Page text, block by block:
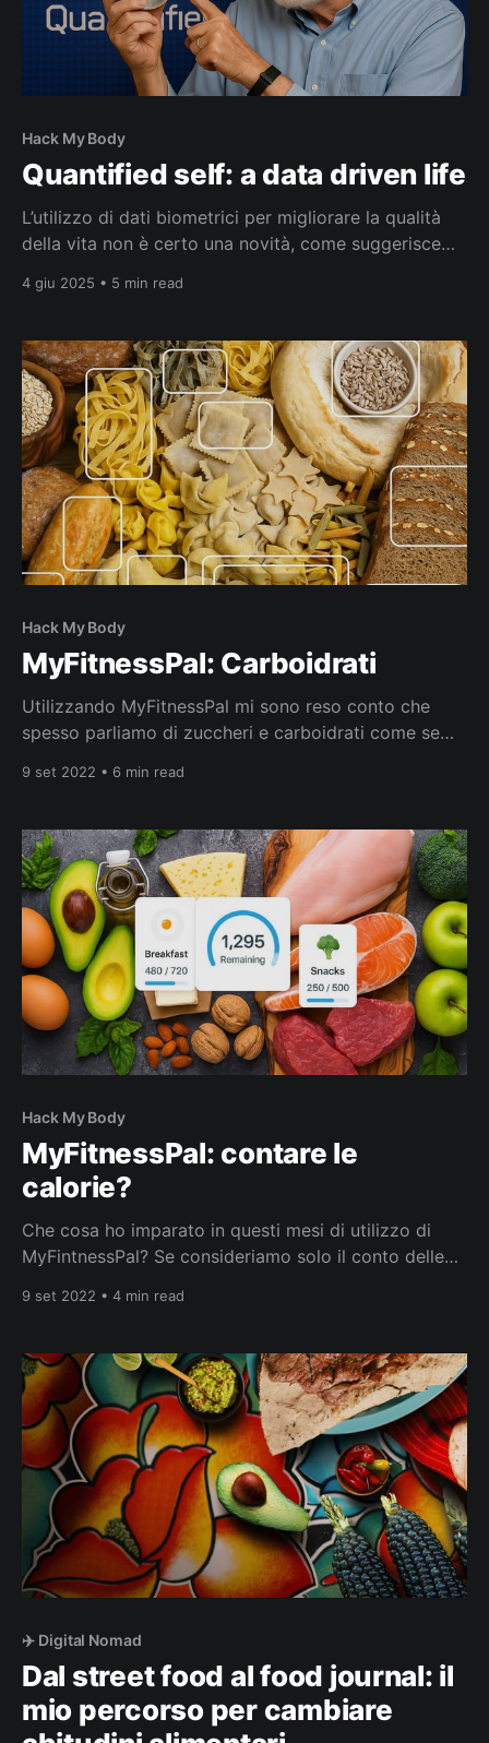
Hack My Body
Quantified self: a data driven life
L’utilizzo di dati biometrici per migliorare la qualità
della vita non è certo una novità, come suggerisce
aprile 2010. Già da tempo si sperimentavano forme
corporei e comportamentali. Tuttavia, è nel
4 giu 2025 • 5 min read
Hack My Body
MyFitnessPal: Carboidrati
Utilizzando MyFitnessPal mi sono reso conto che
spesso parliamo di zuccheri e carboidrati come se
Carboidrati è il nome usato dai chimici per definire un
insieme di
9 set 2022 • 6 min read
Hack My Body
MyFitnessPal: contare le
calorie?
Che cosa ho imparato in questi mesi di utilizzo di
MyFintnessPal? Se consideriamo solo il conto delle
il fallimento, soprattutto se viviamo in un ambiente
frigorifero e fra un bibita gassata e l’
9 set 2022 • 4 min read
✈️ Digital Nomad
Dal street food al food journal: il
mio percorso per cambiare